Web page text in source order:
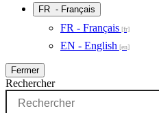
FR - Français
FR - Français
EN - English
Fermer
Rechercher